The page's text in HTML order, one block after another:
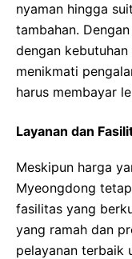
nyaman hingga
tambahan.
dengan
menikmati
harus membayar
Layanan dan
Meskipun harga
Myeongdong
fasilitas yang
yang ramah dan
pelayanan terbaik